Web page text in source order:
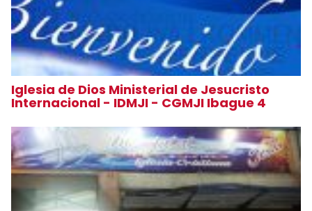
Iglesia de Dios Ministerial de Jesucristo
Internacional - IDMJI - CGMJI Ibague 4